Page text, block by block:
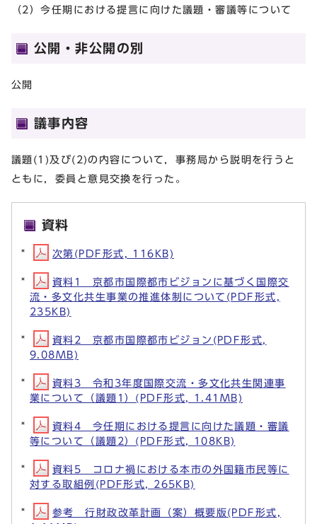
（2）今任期における提言に向けた議題・審議等について
公開・非公開の別
公開
議事内容
議題(1)及び(2)の内容について，事務局から説明を行うと
ともに，委員と意見交換を行った。
資料
次第(PDF形式, 116KB)
資料1 京都市国際都市ビジョンに基づく国際交
流・多文化共生事業の推進体制について(PDF形式,
235KB)
資料2 京都市国際都市ビジョン(PDF形式,
9.08MB)
資料3 令和3年度国際交流・多文化共生関連事
業について（議題1）(PDF形式, 1.41MB)
資料4 今任期における提言に向けた議題・審議
等について（議題2）(PDF形式, 108KB)
資料5 コロナ禍における本市の外国籍市民等に
対する取組例(PDF形式, 265KB)
参考 行財政改革計画（案）概要版(PDF形式,